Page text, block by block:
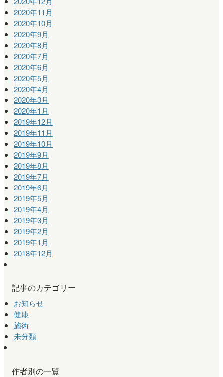
2020年11月
2020年10月
2020年9月
2020年8月
2020年7月
2020年6月
2020年5月
2020年4月
2020年3月
2020年1月
2019年12月
2019年11月
2019年10月
2019年9月
2019年8月
2019年7月
2019年6月
2019年5月
2019年4月
2019年3月
2019年2月
2019年1月
2018年12月
記事のカテゴリー
お知らせ
健康
施術
未分類
作者別の一覧